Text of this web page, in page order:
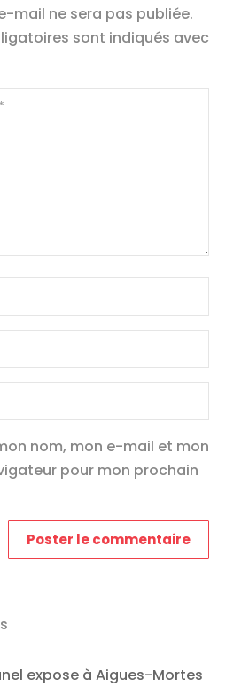
mail ne sera pas publiée.
sont indiqués avec
nom, mon e-mail et mon
pour mon prochain
expose à Aigues-Mortes